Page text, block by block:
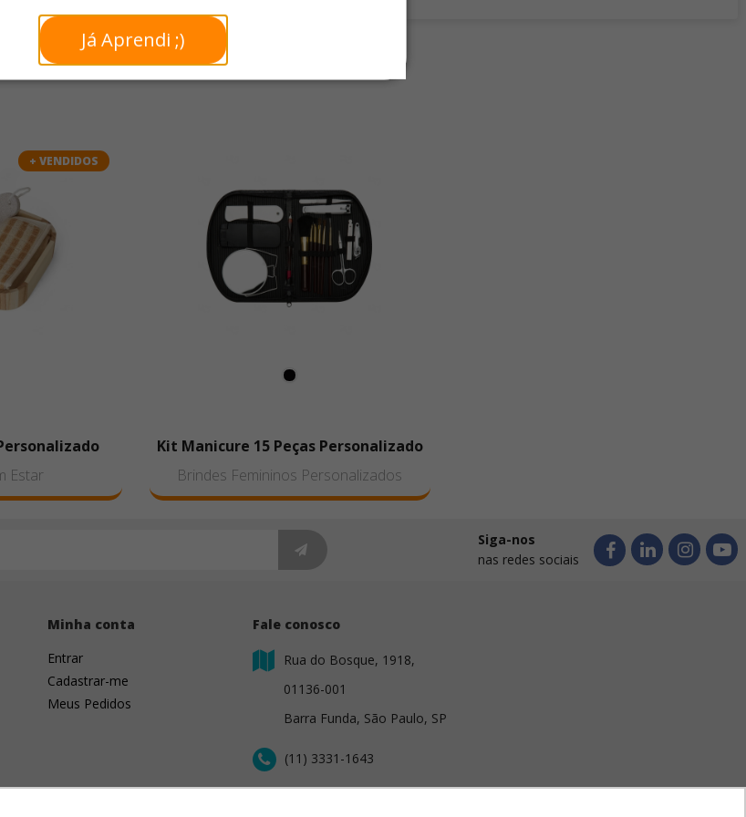
Já Aprendi ;)
+ VENDIDOS
Estar
Kit Manicure 15 Peças Personalizado
Brindes Femininos Personalizados
Siga-nos
nas redes sociais
Minha conta
Entrar
Cadastrar-me
Meus Pedidos
Fale conosco
Rua do Bosque, 1918,
01136-001
Barra Funda, São Paulo, SP
(11) 3331-1643